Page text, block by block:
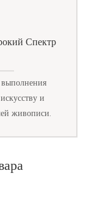
Спектр
выполнения
и
живописи.